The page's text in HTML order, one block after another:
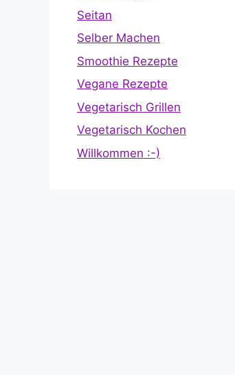
Seitan
Selber Machen
Smoothie Rezepte
Vegane Rezepte
Vegetarisch Grillen
Vegetarisch Kochen
Willkommen :-)